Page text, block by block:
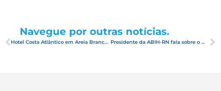
Navegue por outras notícias.
Hotel Costa Atlântico em Areia Branca oferece capacitações gratuitas e apoia projetos sociais Presidente da ABIH-RN fala sobre o momento do turismo no estado